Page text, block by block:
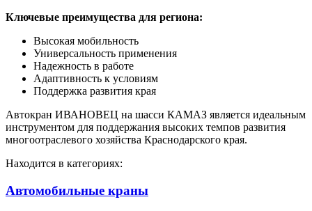
Ключевые преимущества для региона:
Высокая мобильность
Универсальность применения
Надежность в работе
Адаптивность к условиям
Поддержка развития края
Автокран ИВАНОВЕЦ на шасси КАМАЗ является идеальным
инструментом для поддержания высоких темпов развития
многоотраслевого хозяйства Краснодарского края.
Находится в категориях:
Автомобильные краны